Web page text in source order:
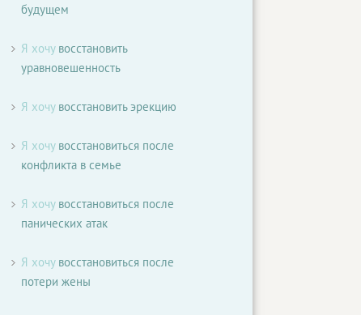
будущем
Я хочувосстановить
уравновешенность
Я хочувосстановить эрекцию
Я хочувосстановиться после
конфликта в семье
Я хочувосстановиться после
панических атак
Я хочувосстановиться после
потери жены